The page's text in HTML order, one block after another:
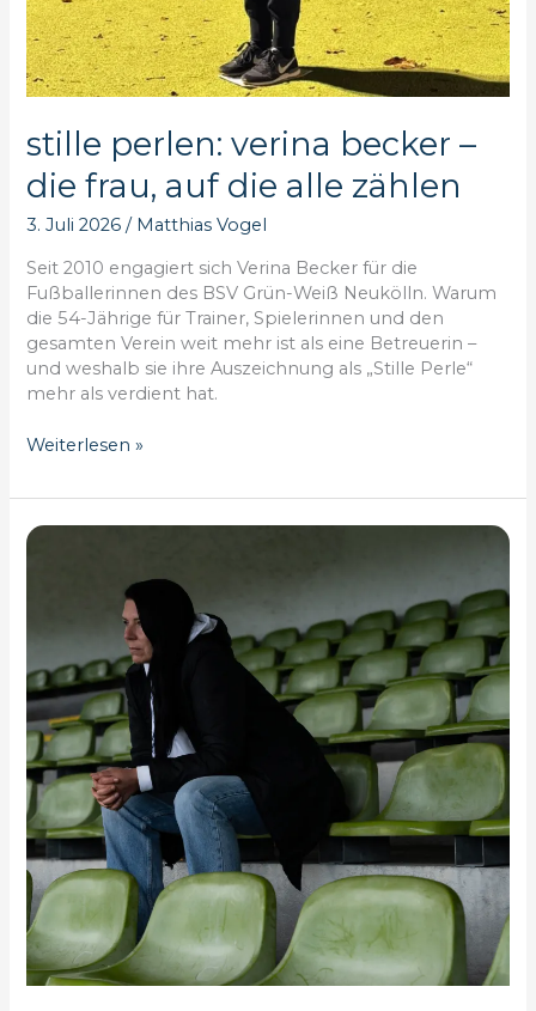
stille perlen: verina becker –
die frau, auf die alle zählen
3. Juli 2026/ Matthias Vogel
Seit 2010 engagiert sich Verina Becker für die
Fußballerinnen des BSV Grün-Weiß Neukölln. Warum
die 54-Jährige für Trainer, Spielerinnen und den
gesamten Verein weit mehr ist als eine Betreuerin –
und weshalb sie ihre Auszeichnung als „Stille Perle“
mehr als verdient hat.
stille
verina
–
alle
zählen
Weiterlesen »